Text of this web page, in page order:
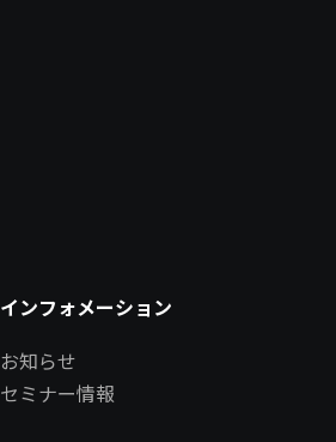
インフォメーション
お知らせ
セミナー情報